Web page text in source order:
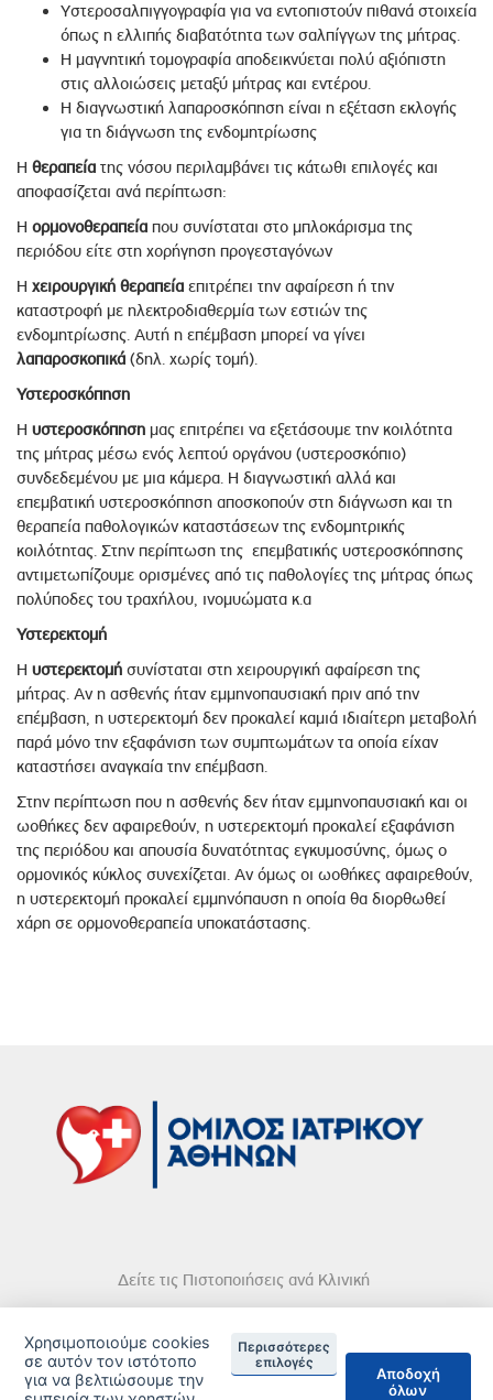
Yστεροσαλπιγγογραφία για να εντοπιστούν πιθανά στοιχεία
όπως η ελλιπής διαβατότητα των σαλπίγγων της μήτρας.
Η μαγνητική τομογραφία αποδεικνύεται πολύ αξιόπιστη
στις αλλοιώσεις μεταξύ μήτρας και εντέρου.
Η διαγνωστική λαπαροσκόπηση είναι η εξέταση εκλογής
για τη διάγνωση της ενδομητρίωσης
Η θεραπεία της νόσου περιλαμβάνει τις κάτωθι επιλογές και
αποφασίζεται ανά περίπτωση:
Η ορμονοθεραπεία που συνίσταται στο μπλοκάρισμα της
περιόδου είτε στη χορήγηση προγεσταγόνων
Η χειρουργική θεραπεία επιτρέπει την αφαίρεση ή την
καταστροφή με ηλεκτροδιαθερμία των εστιών της
ενδομητρίωσης. Αυτή η επέμβαση μπορεί να γίνει
λαπαροσκοπικά (δηλ. χωρίς τομή).
Υστεροσκόπηση
Η υστεροσκόπηση μας επιτρέπει να εξετάσουμε την κοιλότητα
της μήτρας μέσω ενός λεπτού οργάνου (υστεροσκόπιο)
συνδεδεμένου με μια κάμερα. Η διαγνωστική αλλά και
επεμβατική υστεροσκόπηση αποσκοπούν στη διάγνωση και τη
θεραπεία παθολογικών καταστάσεων της ενδομητρικής
κοιλότητας. Στην περίπτωση της επεμβατικής υστεροσκόπησης
αντιμετωπίζουμε ορισμένες από τις παθολογίες της μήτρας όπως
πολύποδες του τραχήλου, ινομυώματα κ.α
Υστερεκτομή
Η υστερεκτομή συνίσταται στη χειρουργική αφαίρεση της
μήτρας. Αν η ασθενής ήταν εμμηνοπαυσιακή πριν από την
επέμβαση, η υστερεκτομή δεν προκαλεί καμιά ιδιαίτερη μεταβολή
παρά μόνο την εξαφάνιση των συμπτωμάτων τα οποία είχαν
καταστήσει αναγκαία την επέμβαση.
Στην περίπτωση που η ασθενής δεν ήταν εμμηνοπαυσιακή και οι
ωοθήκες δεν αφαιρεθούν, η υστερεκτομή προκαλεί εξαφάνιση
της περιόδου και απουσία δυνατότητας εγκυμοσύνης, όμως ο
ορμονικός κύκλος συνεχίζεται. Αν όμως οι ωοθήκες αφαιρεθούν,
η υστερεκτομή προκαλεί εμμηνόπαυση η οποία θα διορθωθεί
χάρη σε ορμονοθεραπεία υποκατάστασης.
Δείτε τις Πιστοποιήσεις ανά Κλινική
Χρησιμοποιούμε cookies
σε αυτόν τον ιστότοπο
για να βελτιώσουμε την
Περισσότερες
επιλογές
Αποδοχή
όλων